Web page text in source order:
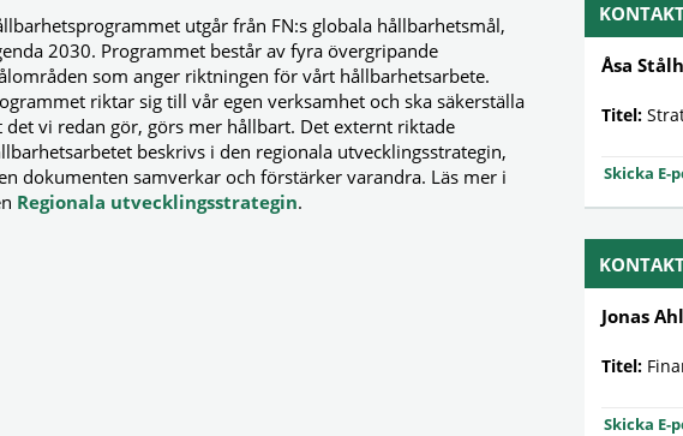
Åsa
Titel:
Skicka E-
Jonas
Titel:
Skicka E-
utgår från FN:s globala hållbarhetsmål,
2030. Programmet består av fyra övergripande
som anger riktningen för vårt hållbarhetsarbete.
riktar sig till vår egen verksamhet och ska säkerställa
det vi redan gör, görs mer hållbart. Det externt riktade
beskrivs i den regionala utvecklingsstrategin,
dokumenten samverkar och förstärker varandra. Läs mer i
Regionala utvecklingsstrategin.